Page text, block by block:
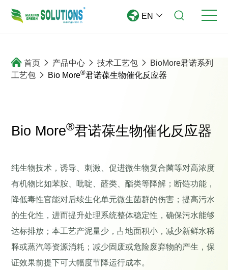
EN
首页 产品中心 技术工艺包
BioMore君诺系列
工艺包
Bio More®君诺葆生物催化反应器
Bio More®君诺葆生物催化反应器
纯生物技术，诱导、刺激、促进微生物复合菌等对高浓度
有机物比如苯胺、吡啶、醛类、酯类等降解；断链功能，
降低毒性官能对后续生化单元微生菌群的伤害；提高污水
的生化性，进而提升处理系统整体稳定性，确保污水能够
达标排放；本工艺产泥量少，占地面积小，减少新鲜水稀
释或蒸汽等资源消耗；减少固废或危险废弃物的产生，保
证效果前提下可大幅度节降运行成本。